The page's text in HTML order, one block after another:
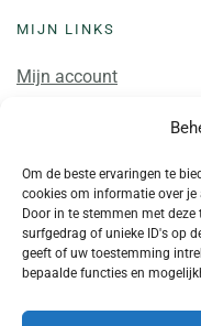
Om de beste ervaringen te
cookies om informatie over
Door in te stemmen met
surfgedrag of unieke ID's op
geeft of uw toestemming
bepaalde functies en
MIJN LINKS
Mijn account